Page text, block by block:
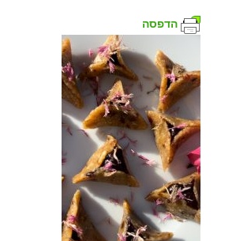
הדפסה